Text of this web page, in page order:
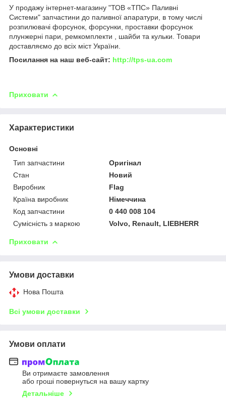
У продажу інтернет-магазину "ТОВ «ТПС» Паливні
Системи" запчастини до паливної апаратури, в тому числі
розпилювачі форсунок, форсунки, проставки форсунок
плунжерні пари, ремкомплекти , шайби та кульки. Товари
доставляємо до всіх міст України.
Посилання на наш веб-сайт: http://tps-ua.com
Приховати
Характеристики
Основні
Тип запчастини
Оригінал
Стан
Новий
Виробник
Flag
Країна виробник
Німеччина
Код запчастини
0 440 008 104
Сумісність з маркою
Volvo, Renault, LIEBHERR
Приховати
Умови доставки
Нова Пошта
Всі умови доставки
Умови оплати
Ви отримаєте замовлення
або гроші повернуться на вашу картку
Детальніше